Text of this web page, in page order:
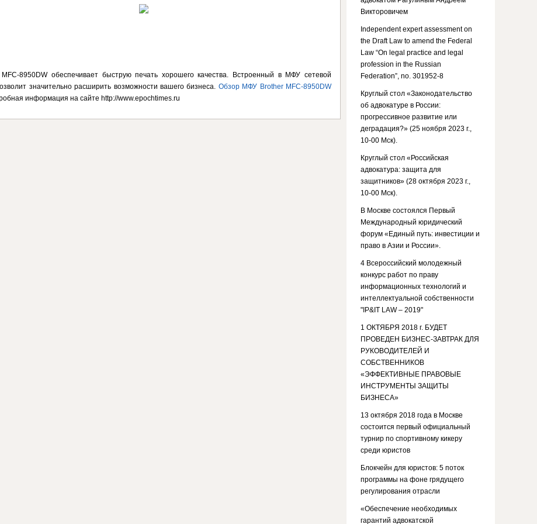
8950DW обеспечивает быструю печать хорошего качества. Встроенный в МФУ сетевой
значительно расширить возможности вашего бизнеса. Обзор МФУ Brother MFC-8950DW
информация на сайте http://www.epochtimes.ru
Викторовичем
Independent expert assessment on
the Draft Law to amend the Federal
Law “On legal practice and legal
profession in the Russian
Federation”, no. 301952-8
Круглый стол «Законодательство
об адвокатуре в России:
прогрессивное развитие или
деградация?» (25 ноября 2023 г.,
10-00 Мск).
Круглый стол «Российская
адвокатура: защита для
защитников» (28 октября 2023 г.,
10-00 Мск).
В Москве состоялся Первый
Международный юридический
форум «Единый путь: инвестиции и
право в Азии и России».
4 Всероссийский молодежный
конкурс работ по праву
информационных технологий и
интеллектуальной собственности
"IP&IT LAW – 2019"
1 ОКТЯБРЯ 2018 г. БУДЕТ
ПРОВЕДЕН БИЗНЕС-ЗАВТРАК ДЛЯ
РУКОВОДИТЕЛЕЙ И
СОБСТВЕННИКОВ
«ЭФФЕКТИВНЫЕ ПРАВОВЫЕ
ИНСТРУМЕНТЫ ЗАЩИТЫ
БИЗНЕСА»
13 октября 2018 года в Москве
состоится первый официальный
турнир по спортивному кикеру
среди юристов
Блокчейн для юристов: 5 поток
программы на фоне грядущего
регулирования отрасли
«Обеспечение необходимых
гарантий адвокатской